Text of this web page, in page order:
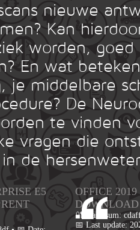
nieuwe
Kan
worden, goed
En wat
je middelbare
De
te vinden
vragen die
de
E5
OFFICE
DОWNLОAD
🔐 Hash sum:
📅 Last update: